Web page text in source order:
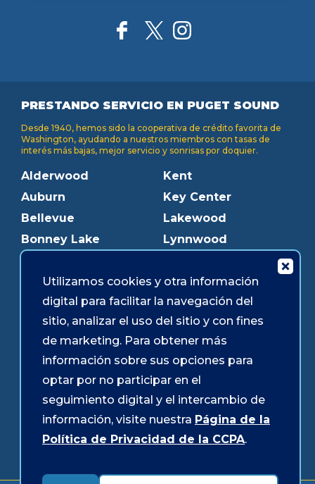
PRESTANDO SERVICIO EN PUGET SOUND
Desde 1940, hemos sido la cooperativa de crédito favorita de
Washington, ayudando a nuestros miembros con tasas de
interés más bajas, mejor servicio y sonrisas por doquier.
Alderwood
Auburn
Bellevue
Bonney Lake
Burien
Downtown Olympia
Downtown Tacoma
Edmonds
Everett
Federal Way
Gig Harbor
Kent
Key Center
Lakewood
Lynnwood
Olympia
Pacific Ave
Parkland
Puyallup
Redmond
Shoreline
Westgate
Utilizamos cookies y otra información
digital para facilitar la navegación del
sitio, analizar el uso del sitio y con fines
de marketing. Para obtener más
información sobre sus opciones para
optar por no participar en el
seguimiento digital y el intercambio de
información, visite nuestra Página de la
Política de Privacidad de la CCPA.